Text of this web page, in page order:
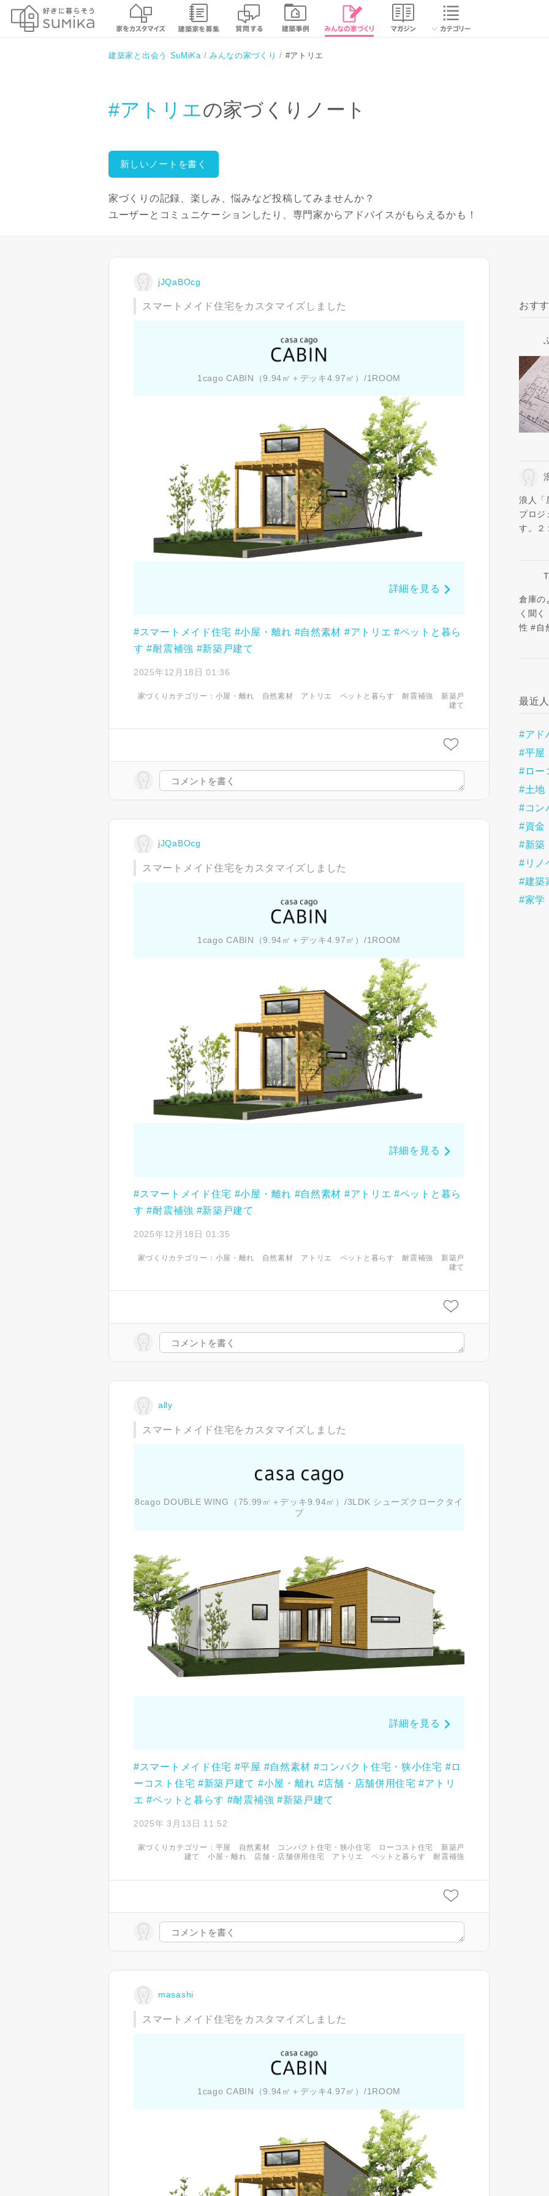
建築家と出会う SuMiKa みんなの家づくり #アトリエ
#アトリエの家づくりノート
新しいノートを書く
家づくりの記録、楽しみ、悩みなど投稿してみませんか？
ユーザーとコミュニケーションしたり、専門家からアドバイスがもらえるかも！
jJQaBOcg
スマートメイド住宅をカスタマイズしました
1cago CABIN（9.94㎡＋デッキ4.97㎡）/1ROOM
詳細を見る
#スマートメイド住宅 #小屋・離れ #自然素材 #アトリエ #ペットと暮ら
す #耐震補強 #新築戸建て
2025年12月18日 01:36
家づくりカテゴリー： 小屋・離れ 自然素材 アトリエ ペットと暮らす 耐震補強
新築戸
建て
jJQaBOcg
スマートメイド住宅をカスタマイズしました
1cago CABIN（9.94㎡＋デッキ4.97㎡）/1ROOM
詳細を見る
#スマートメイド住宅 #小屋・離れ #自然素材 #アトリエ #ペットと暮ら
す #耐震補強 #新築戸建て
2025年12月18日 01:35
家づくりカテゴリー： 小屋・離れ 自然素材 アトリエ ペットと暮らす 耐震補強
新築戸
建て
ally
スマートメイド住宅をカスタマイズしました
8cago DOUBLE WING（75.99㎡＋デッキ9.94㎡）/3LDK シューズクロークタイ
プ
詳細を見る
#スマートメイド住宅 #平屋 #自然素材 #コンパクト住宅・狭小住宅 #ロ
ーコスト住宅 #新築戸建て #小屋・離れ #店舗・店舗併用住宅 #アトリ
エ #ペットと暮らす #耐震補強 #新築戸建て
2025年 3月13日 11:52
家づくりカテゴリー： 平屋 自然素材 コンパクト住宅・狭小住宅 ローコスト住宅
新築戸
建て
小屋・離れ 店舗・店舗併用住宅 アトリエ ペットと暮らす 耐震補強
masashi
スマートメイド住宅をカスタマイズしました
1cago CABIN（9.94㎡＋デッキ4.97㎡）/1ROOM
おす
浪人「
プロジ
す。２
倉庫の
く聞く
性 #自
最近
#アド
#平屋
#ロー
#土地
#コン
#資金
#新築
#リノ
#建築
#家学